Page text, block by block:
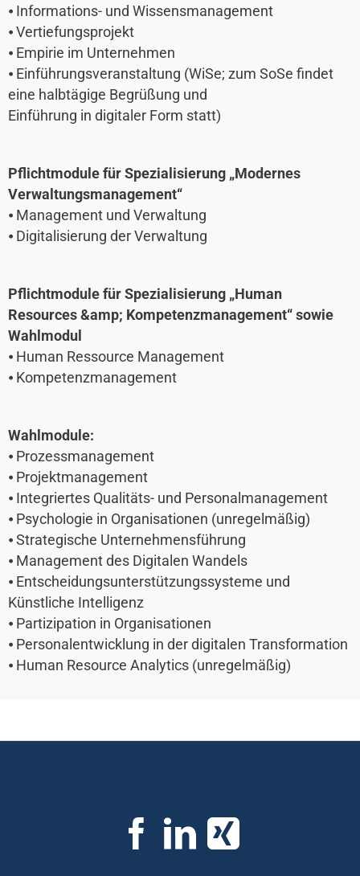
⦁ Informations- und Wissensmanagement
⦁ Vertiefungsprojekt
⦁ Empirie im Unternehmen
⦁ Einführungsveranstaltung (WiSe; zum SoSe findet
eine halbtägige Begrüßung und
Einführung in digitaler Form statt)
Pflichtmodule für Spezialisierung „Modernes
Verwaltungsmanagement“
⦁ Management und Verwaltung
⦁ Digitalisierung der Verwaltung
Pflichtmodule für Spezialisierung „Human
Resources &amp; Kompetenzmanagement“ sowie
Wahlmodul
⦁ Human Ressource Management
⦁ Kompetenzmanagement
Wahlmodule:
⦁ Prozessmanagement
⦁ Projektmanagement
⦁ Integriertes Qualitäts- und Personalmanagement
⦁ Psychologie in Organisationen (unregelmäßig)
⦁ Strategische Unternehmensführung
⦁ Management des Digitalen Wandels
⦁ Entscheidungsunterstützungssysteme und
Künstliche Intelligenz
⦁ Partizipation in Organisationen
⦁ Personalentwicklung in der digitalen Transformation
⦁ Human Resource Analytics (unregelmäßig)